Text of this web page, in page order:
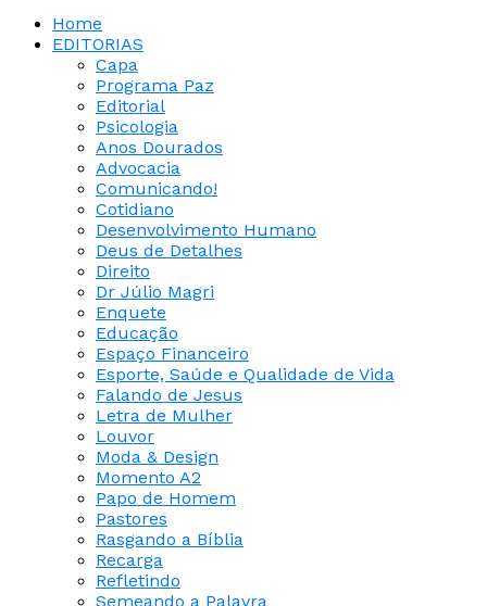
Home
EDITORIAS
Capa
Programa Paz
Editorial
Psicologia
Anos Dourados
Advocacia
Comunicando!
Cotidiano
Desenvolvimento Humano
Deus de Detalhes
Direito
Dr Júlio Magri
Enquete
Educação
Espaço Financeiro
Esporte, Saúde e Qualidade de Vida
Falando de Jesus
Letra de Mulher
Louvor
Moda & Design
Momento A2
Papo de Homem
Pastores
Rasgando a Bíblia
Recarga
Refletindo
Semeando a Palavra